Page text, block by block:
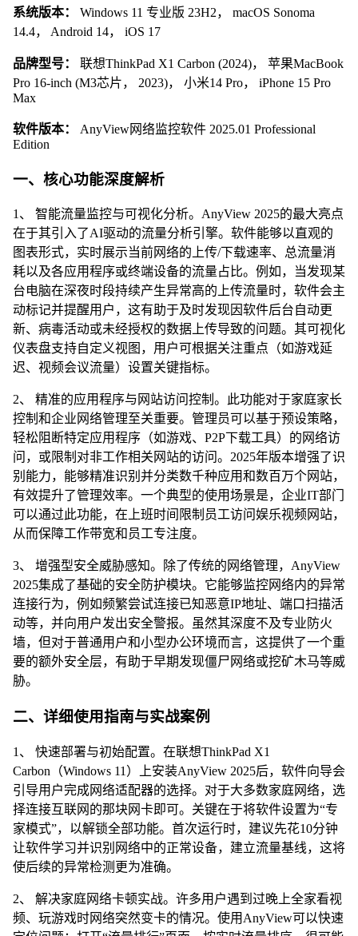
系统版本：
Windows 11 专业版 23H2， macOS Sonoma
14.4， Android 14， iOS 17
品牌型号：
联想ThinkPad X1 Carbon (2024)， 苹果MacBook
Pro 16-inch (M3芯片， 2023)， 小米14 Pro， iPhone 15 Pro
Max
软件版本：
AnyView网络监控软件 2025.01 Professional
Edition
一、核心功能深度解析
1、 智能流量监控与可视化分析。AnyView 2025的最大亮点
在于其引入了AI驱动的流量分析引擎。软件能够以直观的
图表形式，实时展示当前网络的上传/下载速率、总流量消
耗以及各应用程序或终端设备的流量占比。例如，当发现某
台电脑在深夜时段持续产生异常高的上传流量时，软件会主
动标记并提醒用户，这有助于及时发现因软件后台自动更
新、病毒活动或未经授权的数据上传导致的问题。其可视化
仪表盘支持自定义视图，用户可根据关注重点（如游戏延
迟、视频会议流量）设置关键指标。
2、 精准的应用程序与网站访问控制。此功能对于家庭家长
控制和企业网络管理至关重要。管理员可以基于预设策略，
轻松阻断特定应用程序（如游戏、P2P下载工具）的网络访
问，或限制对非工作相关网站的访问。2025年版本增强了识
别能力，能够精准识别并分类数千种应用和数百万个网站，
有效提升了管理效率。一个典型的使用场景是，企业IT部门
可以通过此功能，在上班时间限制员工访问娱乐视频网站，
从而保障工作带宽和员工专注度。
3、 增强型安全威胁感知。除了传统的网络管理，AnyView
2025集成了基础的安全防护模块。它能够监控网络内的异常
连接行为，例如频繁尝试连接已知恶意IP地址、端口扫描活
动等，并向用户发出安全警报。虽然其深度不及专业防火
墙，但对于普通用户和小型办公环境而言，这提供了一个重
要的额外安全层，有助于早期发现僵尸网络或挖矿木马等威
胁。
二、详细使用指南与实战案例
1、 快速部署与初始配置。在联想ThinkPad X1
Carbon（Windows 11）上安装AnyView 2025后，软件向导会
引导用户完成网络适配器的选择。对于大多数家庭网络，选
择连接互联网的那块网卡即可。关键在于将软件设置为“专
家模式”，以解锁全部功能。首次运行时，建议先花10分钟
让软件学习并识别网络中的正常设备，建立流量基线，这将
使后续的异常检测更为准确。
2、 解决家庭网络卡顿实战。许多用户遇到过晚上全家看视
频、玩游戏时网络突然变卡的情况。使用AnyView可以快速